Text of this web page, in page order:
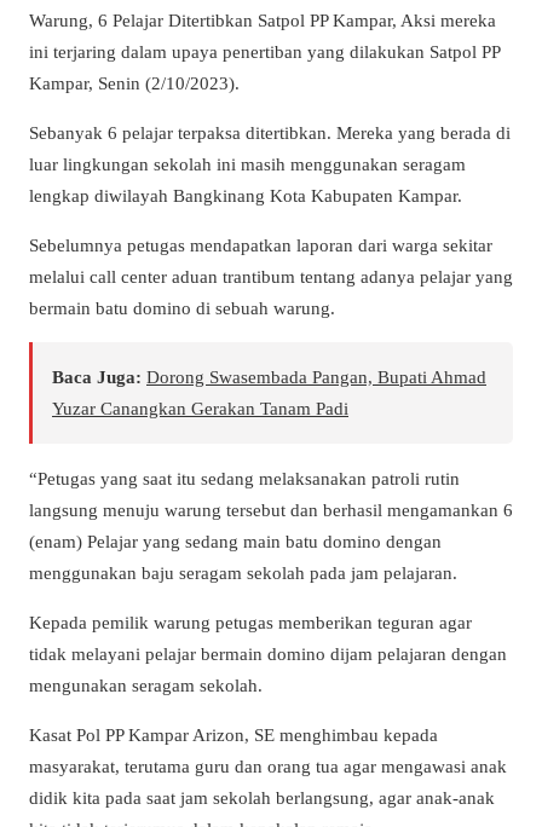
Warung, 6 Pelajar Ditertibkan Satpol PP Kampar, Aksi mereka
ini terjaring dalam upaya penertiban yang dilakukan Satpol PP
Kampar, Senin (2/10/2023).
Sebanyak 6 pelajar terpaksa ditertibkan. Mereka yang berada di
luar lingkungan sekolah ini masih menggunakan seragam
lengkap diwilayah Bangkinang Kota Kabupaten Kampar.
Sebelumnya petugas mendapatkan laporan dari warga sekitar
melalui call center aduan trantibum tentang adanya pelajar yang
bermain batu domino di sebuah warung.
Baca Juga: Dorong Swasembada Pangan, Bupati Ahmad
Yuzar Canangkan Gerakan Tanam Padi
“Petugas yang saat itu sedang melaksanakan patroli rutin
langsung menuju warung tersebut dan berhasil mengamankan 6
(enam) Pelajar yang sedang main batu domino dengan
menggunakan baju seragam sekolah pada jam pelajaran.
Kepada pemilik warung petugas memberikan teguran agar
tidak melayani pelajar bermain domino dijam pelajaran dengan
mengunakan seragam sekolah.
Kasat Pol PP Kampar Arizon, SE menghimbau kepada
masyarakat, terutama guru dan orang tua agar mengawasi anak
didik kita pada saat jam sekolah berlangsung, agar anak-anak